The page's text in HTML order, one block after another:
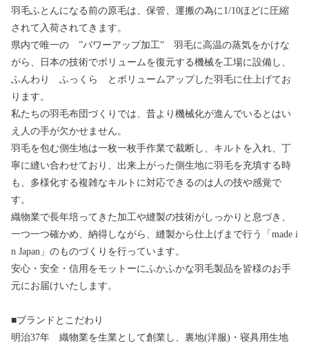
羽毛ふとんになる前の原毛は、保管、運搬の為に1/10ほどに圧縮
されて入荷されてきます。
県内で唯一の ”パワーアップ加工” 羽毛に高温の蒸気をかけな
がら、日本の技術でボリュームを復元する機械を工場に設備し、
ふんわり ふっくら とボリュームアップした羽毛に仕上げてお
ります。
私たちの羽毛布団づくりでは、昔より機械化が進んでいるとはい
え人の手が欠かせません。
羽毛を包む側生地は一枚一枚手作業で裁断し、キルトを入れ、丁
寧に縫い合わせており、出来上がった側生地に羽毛を充填する時
も、多様化する複雑なキルトに対応できるのは人の技や感覚で
す。
織物業で長年培ってきた加工や縫製の技術がしっかりと息づき、
一つ一つ確かめ、納得しながら、縫製から仕上げまで行う「made i
n Japan」のものづくりを行っています。
安心・安全・信用をモットーにふかふかな羽毛製品を皆様のお手
元にお届けいたします。
■ブランドとこだわり
明治37年 織物業を生業として創業し、裏地(洋服)・寝具用生地